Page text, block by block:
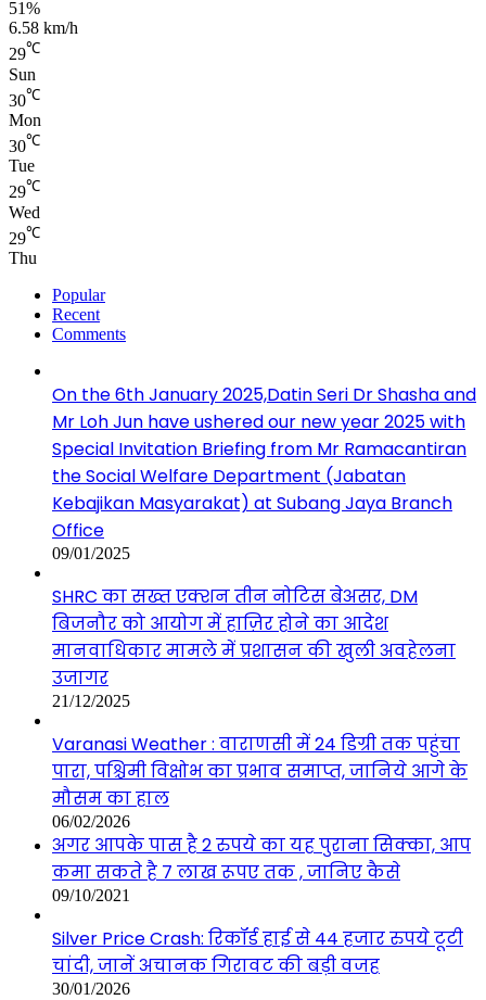
51%
6.58 km/h
29℃
Sun
30℃
Mon
30℃
Tue
29℃
Wed
29℃
Thu
Popular
Recent
Comments
On the 6th January 2025,Datin Seri Dr Shasha and
Mr Loh Jun have ushered our new year 2025 with
Special Invitation Briefing from Mr Ramacantiran
the Social Welfare Department (Jabatan
Kebajikan Masyarakat) at Subang Jaya Branch
Office
09/01/2025
SHRC का सख्त एक्शन तीन नोटिस बेअसर, DM
बिजनौर को आयोग में हाज़िर होने का आदेश
मानवाधिकार मामले में प्रशासन की खुली अवहेलना
उजागर
21/12/2025
Varanasi Weather : वाराणसी में 24 डिग्री तक पहुंचा
पारा, पश्चिमी विक्षोभ का प्रभाव समाप्त, जानिये आगे के
मौसम का हाल
06/02/2026
अगर आपके पास है 2 रुपये का यह पुराना सिक्का, आप
कमा सकते है 7 लाख रूपए तक , जानिए कैसे
09/10/2021
Silver Price Crash: रिकॉर्ड हाई से 44 हजार रुपये टूटी
चांदी, जानें अचानक गिरावट की बड़ी वजह
30/01/2026